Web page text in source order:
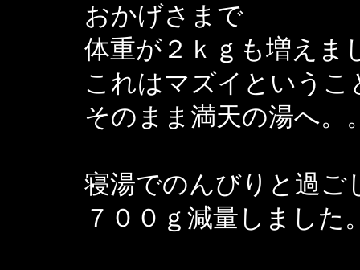
おかげさまで
体重が２ｋｇも増えま
これはマズイというこ
そのまま満天の湯へ。
寝湯でのんびりと過ご
７００ｇ減量しました